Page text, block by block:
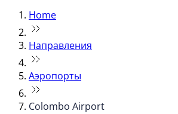
Home
Направления
Аэропорты
Colombo Airport